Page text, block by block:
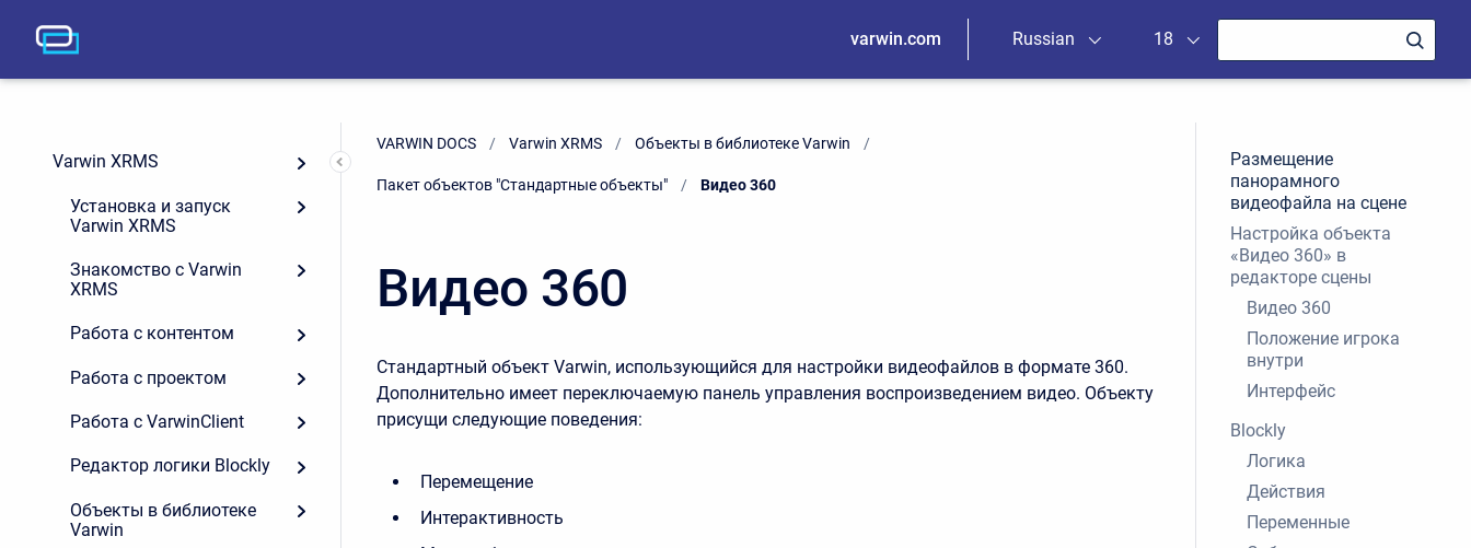
varwin.com Russian 18
Varwin XRMS
Установка и запуск
Varwin XRMS
Знакомство с Varwin
XRMS
Работа с контентом
Работа с проектом
Работа с VarwinClient
Редактор логики Blockly
Объекты в библиотеке
Varwin
VARWIN DOCS Varwin XRMS Объекты в библиотеке Varwin
Пакет объектов "Стандартные объекты" Current:
Видео 360
Видео 360
Стандартный объект Varwin, использующийся для настройки видеофайлов в формате 360.
Дополнительно имеет переключаемую панель управления воспроизведением видео. Объекту
присущи следующие поведения:
Перемещение
Интерактивность
Размещение
панорамного
видеофайла на сцене
Настройка объекта
«Видео 360» в
редакторе сцены
Видео 360
Положение игрока
внутри
Интерфейс
Blockly
Логика
Действия
Переменные